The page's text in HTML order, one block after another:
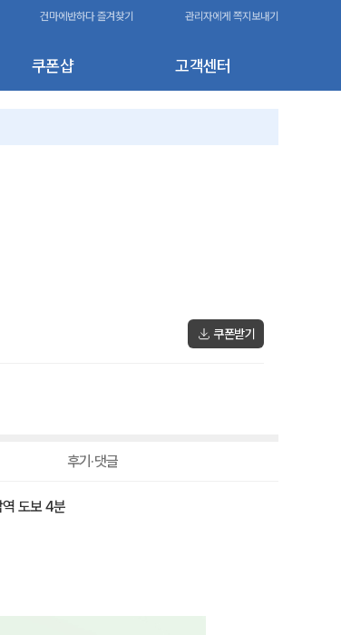
쿠폰샵 고객센터
건마에반하다 즐겨찾기 관리자에게 쪽지보내기
쿠폰받기
후기·댓글
도보 4분